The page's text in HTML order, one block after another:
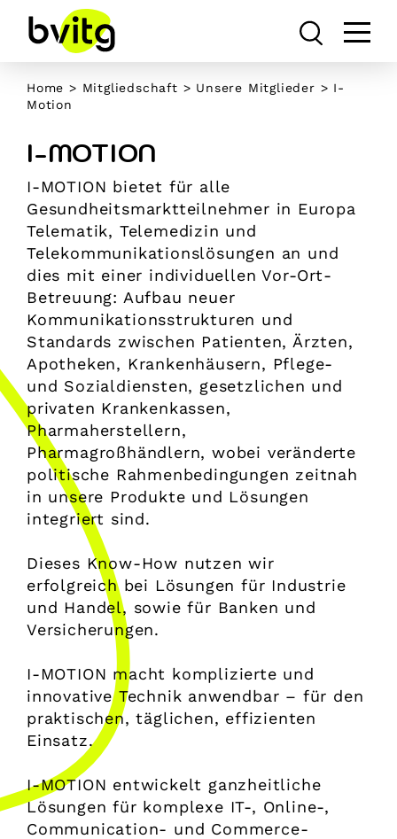
content
Home > Mitgliedschaft > Unsere Mitglieder > I-
Motion
I-MOTION
I-MOTION bietet für alle
Gesundheitsmarktteilnehmer in Europa
Telematik, Telemedizin und
Telekommunikationslösungen an und
dies mit einer individuellen Vor-Ort-
Betreuung: Aufbau neuer
Kommunikationsstrukturen und
Standards zwischen Patienten, Ärzten,
Apotheken, Krankenhäusern, Pflege-
und Sozialdiensten, gesetzlichen und
privaten Krankenkassen,
Pharmaherstellern,
Pharmagroßhändlern, wobei veränderte
politische Rahmenbedingungen zeitnah
in unsere Produkte und Lösungen
integriert sind.
Dieses Know-How nutzen wir
erfolgreich bei Lösungen für Industrie
und Handel, sowie für Banken und
Versicherungen.
I-MOTION macht komplizierte und
innovative Technik anwendbar – für den
praktischen, täglichen, effizienten
Einsatz.
I-MOTION entwickelt ganzheitliche
Lösungen für komplexe IT-, Online-,
Communication- und Commerce-